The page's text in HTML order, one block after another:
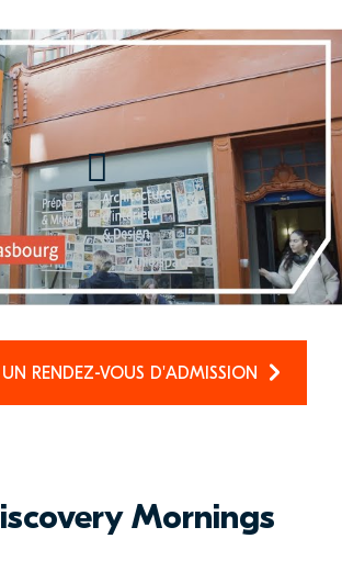
LISAA Strasbourg en
RENDEZ-VOUS D'ADMISSION
Mornings